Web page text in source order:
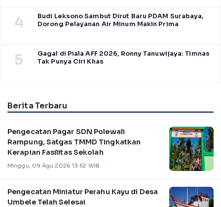
4
Budi Leksono Sambut Dirut Baru PDAM Surabaya,
Dorong Pelayanan Air Minum Makin Prima
5
Gagal di Piala AFF 2026, Ronny Tanuwijaya: Timnas
Tak Punya Ciri Khas
Berita Terbaru
Pengecatan Pagar SDN Polewali
Rampung, Satgas TMMD Tingkatkan
Kerapian Fasilitas Sekolah
Minggu, 09 Agu 2026 13:52 WIB
Pengecatan Miniatur Perahu Kayu di Desa
Umbele Telah Selesai